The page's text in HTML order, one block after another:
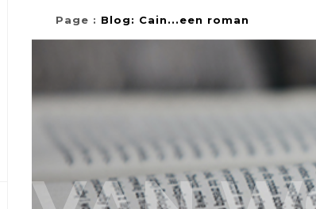
Page : Blog: Cain...een roman